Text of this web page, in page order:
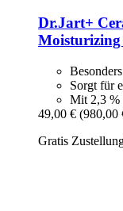
Dr.Jart+
Moisturizing
Sorgt für
Mit 2,3 %
49,00 € (980,00
Gratis